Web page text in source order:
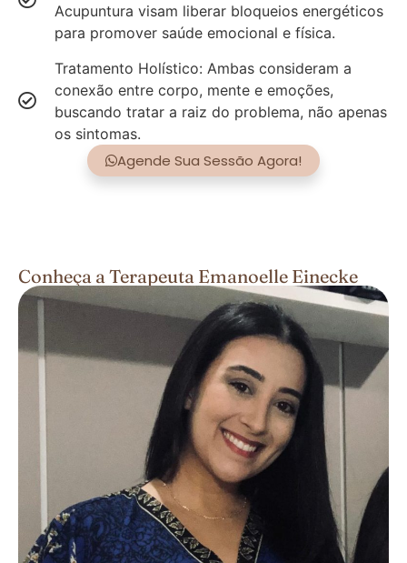
Acupuntura visam liberar bloqueios energéticos
para promover saúde emocional e física.
Tratamento Holístico: Ambas consideram a
conexão entre corpo, mente e emoções,
buscando tratar a raiz do problema, não apenas
os sintomas.
Agende Sua Sessão Agora!
Conheça a Terapeuta Emanoelle Einecke